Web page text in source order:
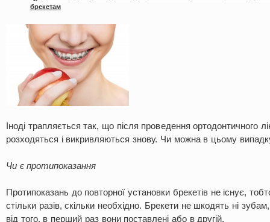
брекетам
Іноді трапляється так, що після проведення ортодонтичного
розходяться і викривляються знову. Чи можна в цьому
Чи є протипоказання
Протипоказань до повторної установки брекетів не існує,
стільки разів, скільки необхідно. Брекети не шкодять ні
від того, в перший раз вони поставлені або в другій.